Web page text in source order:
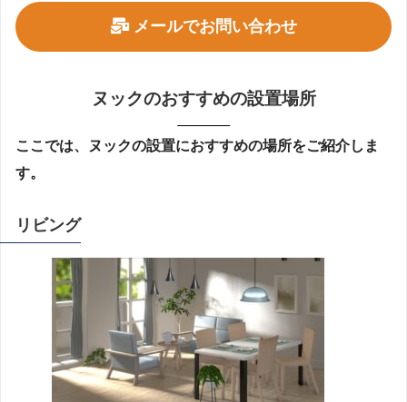
メールでお問い合わせ
ヌックのおすすめの設置場所
ここでは、ヌックの設置におすすめの場所をご紹介しま
す。
リビング